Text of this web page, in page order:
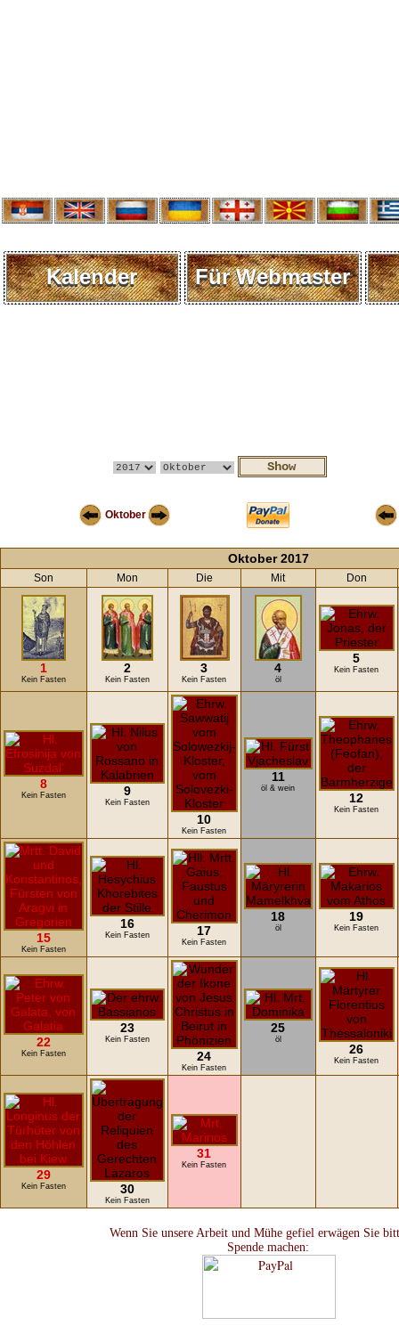
Kalender Für Webmaster
Oktober
Oktober 2017
Son Mon Die Mit Don
1
Kein Fasten
2
Kein Fasten
3
Kein Fasten
4
öl
5
Kein Fasten
8
Kein Fasten 9
Kein Fasten
10
Kein Fasten
11
öl & wein
12
Kein Fasten
15
Kein Fasten
16
Kein Fasten 17
Kein Fasten
18
öl
19
Kein Fasten
22
Kein Fasten
23
Kein Fasten
24
Kein Fasten
25
öl
26
Kein Fasten
29
Kein Fasten 30
Kein Fasten
31
Kein Fasten
Wenn Sie unsere Arbeit und Mühe gefiel erwägen Sie
Spende machen: